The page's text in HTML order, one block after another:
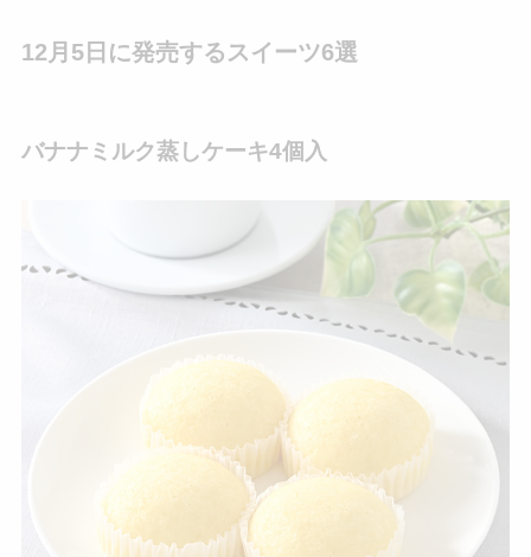
12月5日に発売するスイーツ6選
バナナミルク蒸しケーキ4個入